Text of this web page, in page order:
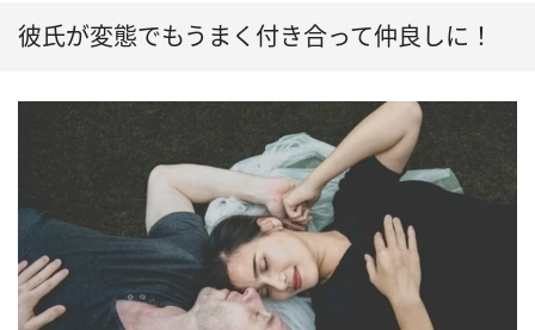
彼氏が変態でもうまく付き合って仲良しに！